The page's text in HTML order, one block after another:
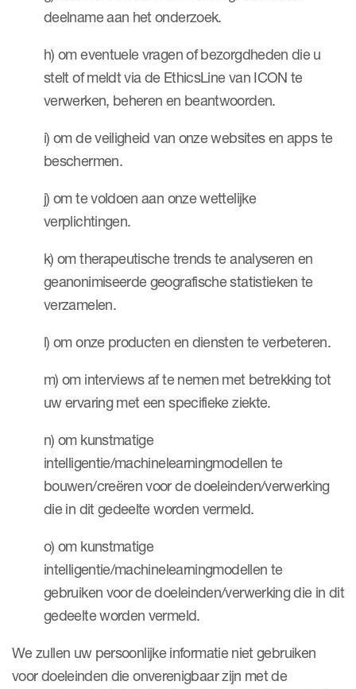
deelname aan het onderzoek.
h) om eventuele vragen of bezorgdheden die u
stelt of meldt via de EthicsLine van ICON te
verwerken, beheren en beantwoorden.
i) om de veiligheid van onze websites en apps te
beschermen.
j) om te voldoen aan onze wettelijke
verplichtingen.
k) om therapeutische trends te analyseren en
geanonimiseerde geografische statistieken te
verzamelen.
l) om onze producten en diensten te verbeteren.
m) om interviews af te nemen met betrekking tot
uw ervaring met een specifieke ziekte.
n) om kunstmatige
intelligentie/machinelearningmodellen te
bouwen/creëren voor de doeleinden/verwerking
die in dit gedeelte worden vermeld.
o) om kunstmatige
intelligentie/machinelearningmodellen te
gebruiken voor de doeleinden/verwerking die in dit
gedeelte worden vermeld.
We zullen uw persoonlijke informatie niet gebruiken
voor doeleinden die onverenigbaar zijn met de